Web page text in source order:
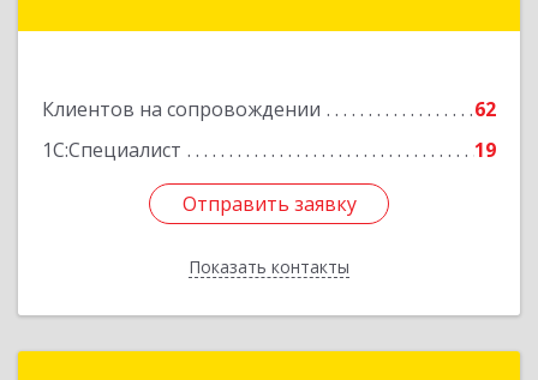
Клиентов на сопровождении
62
1С:Специалист
19
Отправить заявку
Показать контакты
Отправить заявку
Назад